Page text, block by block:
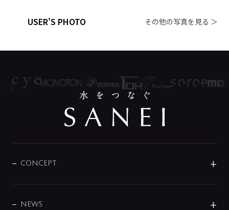
USER'S PHOTO その他の写真を見る ＞
CONCEPT
DESIGN
NEWS